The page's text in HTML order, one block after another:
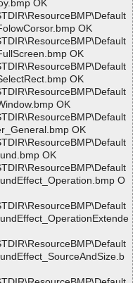
OK
OK
OK
OK
OK
OK
OK
O